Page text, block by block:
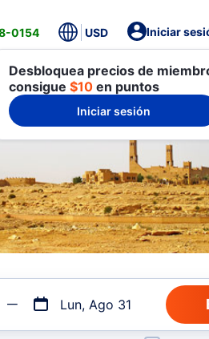
0154 USD Iniciar
Desbloquea precios de
consigue $10 en puntos
Iniciar sesión
Lun, Ago 31